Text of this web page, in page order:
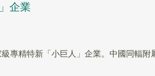
企業​​​​​​​
專精特新「小巨人」企業。中國同輻